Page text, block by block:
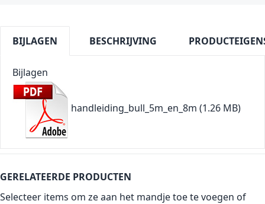
BIJLAGEN BESCHRIJVING
Bijlagen
handleiding_bull_5m_en_8m (1.26 MB)
GERELATEERDE PRODUCTEN
Selecteer items om ze aan het mandje toe te voegen of